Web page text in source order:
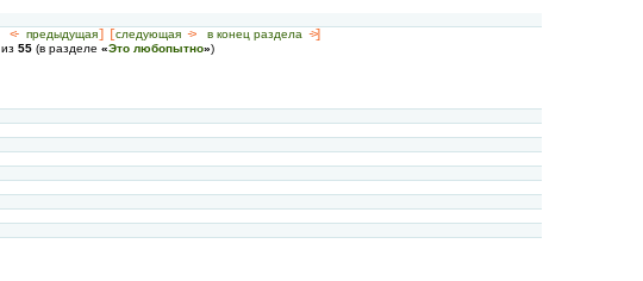
<- предыдущая] [ следующая -> в конец раздела ->]
из 55 (в разделе «Это любопытно»)